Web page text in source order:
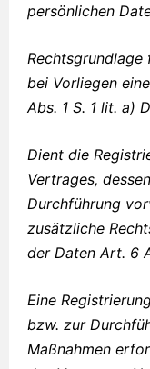
persönlichen
bei Vorliegen
Abs. 1 S. 1 lit. a)
Dient die
Vertrages,
Durchführung
zusätzliche
der Daten Art. 6
Eine
bzw. zur
Maßnahmen